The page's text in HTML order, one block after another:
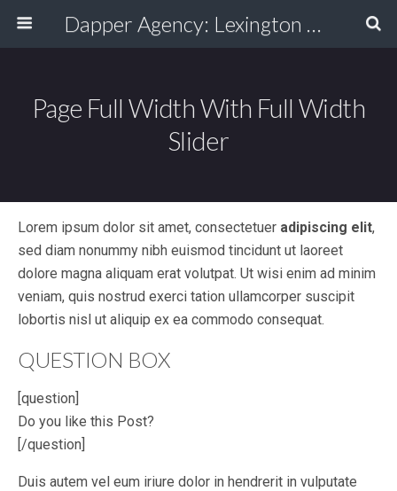
Dapper Agency: Lexington Ad Agency - Web Design, TV/Film, Media, Production
Page Full Width With Full Width
Slider
Lorem ipsum dolor sit amet, consectetuer adipiscing elit,
sed diam nonummy nibh euismod tincidunt ut laoreet
dolore magna aliquam erat volutpat. Ut wisi enim ad minim
veniam, quis nostrud exerci tation ullamcorper suscipit
lobortis nisl ut aliquip ex ea commodo consequat.
QUESTION BOX
[question]
Do you like this Post?
[/question]
Duis autem vel eum iriure dolor in hendrerit in vulputate